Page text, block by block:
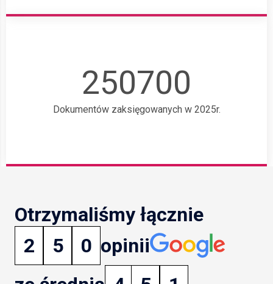
250700
Dokumentów zaksięgowanych w 2025r.
Otrzymaliśmy łącznie
2
5 0 opinii